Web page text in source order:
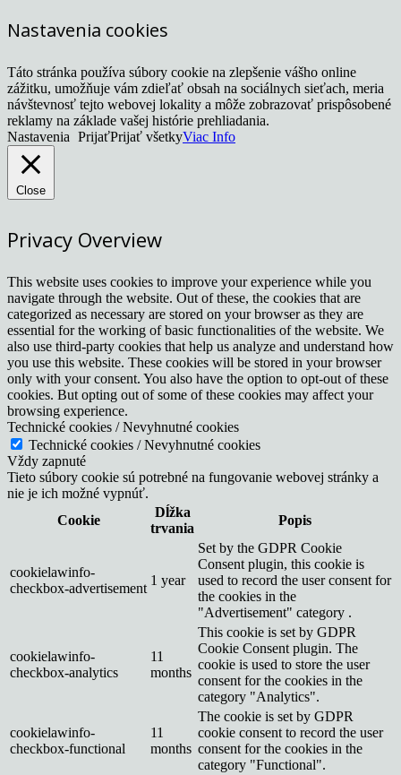
Nastavenia cookies
Táto stránka používa súbory cookie na zlepšenie vášho online
zážitku, umožňuje vám zdieľať obsah na sociálnych sieťach, meria
návštevnosť tejto webovej lokality a môže zobrazovať prispôsobené
reklamy na základe vašej histórie prehliadania.
Nastavenia PrijaťPrijať všetkyViac Info
Close
Privacy Overview
This website uses cookies to improve your experience while you
navigate through the website. Out of these, the cookies that are
categorized as necessary are stored on your browser as they are
essential for the working of basic functionalities of the website. We
also use third-party cookies that help us analyze and understand how
you use this website. These cookies will be stored in your browser
only with your consent. You also have the option to opt-out of these
cookies. But opting out of some of these cookies may affect your
browsing experience.
Technické cookies / Nevyhnutné cookies
Technické cookies / Nevyhnutné cookies
Vždy zapnuté
Tieto súbory cookie sú potrebné na fungovanie webovej stránky a
nie je ich možné vypnúť.
Cookie
Dĺžka
trvania
Popis
cookielawinfo-
checkbox-advertisement
1 year
Set by the GDPR Cookie
Consent plugin, this cookie is
used to record the user consent for
the cookies in the
"Advertisement" category .
cookielawinfo-
checkbox-analytics
11
months
This cookie is set by GDPR
Cookie Consent plugin. The
cookie is used to store the user
consent for the cookies in the
category "Analytics".
cookielawinfo-
checkbox-functional
11
months
The cookie is set by GDPR
cookie consent to record the user
consent for the cookies in the
category "Functional".